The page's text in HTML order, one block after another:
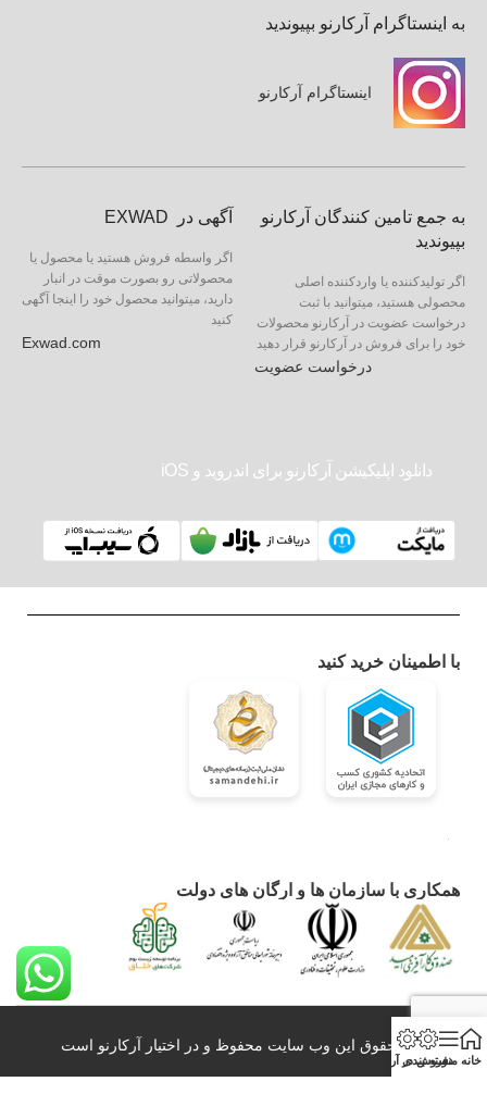
به اینستاگرام آرکارنو بپیوندید
اینستاگرام آرکارنو
به جمع تامین کنندگان آرکارنو
بپیوندید
اگر تولیدکننده یا واردکننده اصلی
محصولی هستید، میتوانید با ثبت
درخواست عضویت در آرکارنو محصولات
خود را برای فروش در آرکارنو قرار دهید
درخواست عضویت
آگهی در EXWAD
اگر واسطه فروش هستید یا محصول یا
محصولاتی رو بصورت موقت در انبار
دارید، میتوانید محصول خود را اینجا آگهی
کنید
Exwad.com
دانلود اپلیکیشن آرکارنو برای اندروید و iOS
با اطمینان خرید کنید
همکاری با سازمان ها و ارگان های دولت
کلیه حقوق این وب سایت محفوظ و در اختیار آرکارنو است
خانه منو
دسته بندی
فروش در آرکارنو